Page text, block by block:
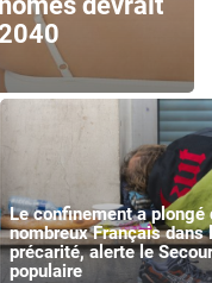
Le confinement a plongé
nombreux Français dans
précarité, alerte le
populaire